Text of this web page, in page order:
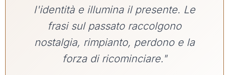
l'identità e illumina il presente. Le
frasi sul passato raccolgono
nostalgia, rimpianto, perdono e la
forza di ricominciare."